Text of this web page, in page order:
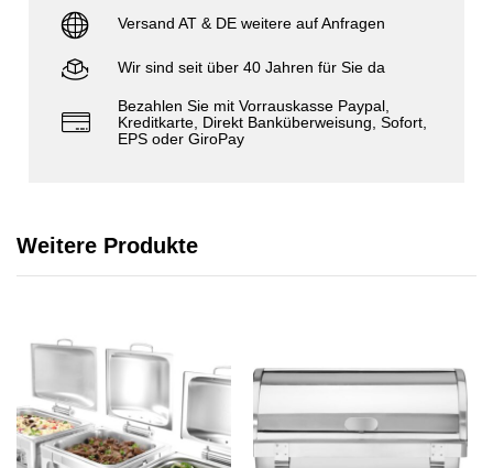
Versand AT & DE weitere auf Anfragen
Wir sind seit über 40 Jahren für Sie da
Bezahlen Sie mit Vorrauskasse Paypal,
Kreditkarte, Direkt Banküberweisung, Sofort,
EPS oder GiroPay
Weitere Produkte